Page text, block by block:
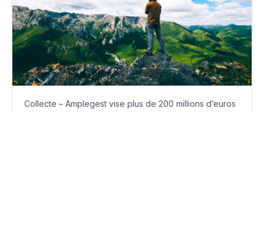
Collecte – Amplegest vise plus de 200 millions d’euros